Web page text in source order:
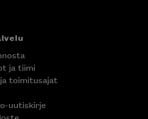
ja tiimi
toimitusajat
uutiskirje